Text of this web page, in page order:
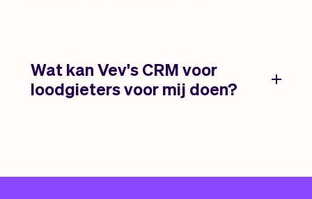
Wat kan Vev's CRM voor
loodgieters voor mij doen?